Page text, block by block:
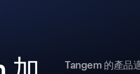
Tangem 的產品